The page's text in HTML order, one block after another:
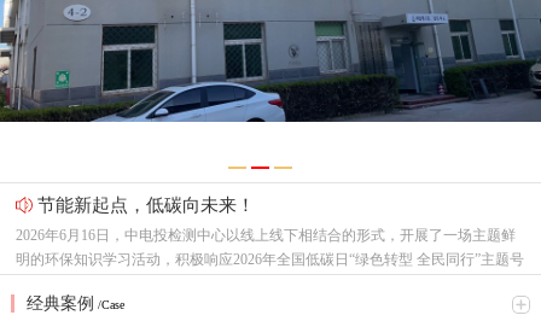
节能新起点，低碳向未来！
2026年6月16日，中电投检测中心以线上线下相结合的形式，开展了一场主题鲜
明的环保知识学习活动，积极响应2026年全国低碳日“绿色转型 全民同行”主题号
召。一、三部宣传片，共学绿色理念 本次学习重点围绕三部权威宣传片展开，
三部宣传片，视角不同、侧重各异，但指向同一个目标——让绿色低碳成为每个
喜报！中电投工程研究检测评定中心成功获批CNAS温室气体
经典案例 /Case